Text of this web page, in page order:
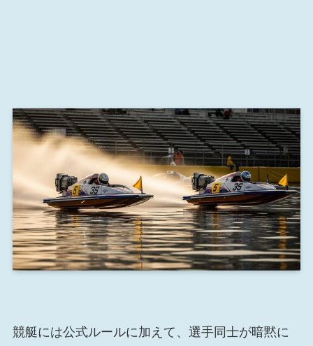
競艇には公式ルールに加えて、選手同士が暗黙に